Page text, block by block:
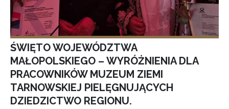
ŚWIĘTO WOJEWÓDZTWA
MAŁOPOLSKIEGO – WYRÓŻNIENIA DLA
PRACOWNIKÓW MUZEUM ZIEMI
TARNOWSKIEJ PIELĘGNUJĄCYCH
DZIEDZICTWO REGIONU.